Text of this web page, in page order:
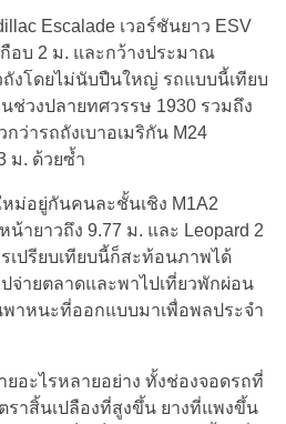
Escalade เวอร์ชันยาว ESV
กือบ 2 ม. และกว้างประมาณ
ถังโดยไม่นับปืนใหญ่ รถแบบนี้เทียบ
ช่วงปลายทศวรรษ 1930 รวมถึง
ว่ารถถังเบาอเมริกัน M24
ม. ด้วยซ้ำ
ม่อยู่กันคนละชั้นเชิง M1A2
ายาวถึง 9.77 ม. และ Leopard 2
เปรียบเทียบนี้ก็สะท้อนภาพได้
จ่ายตลาดและพาไปเที่ยวพักผ่อน
พาหนะที่ออกแบบมาเพื่อพลประจำ
ยอะไรหลายอย่าง ทั้งช่องจอดรถที่
าสิ้นเปลืองที่สูงขึ้น ยางที่แพงขึ้น